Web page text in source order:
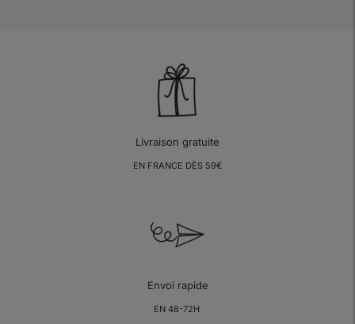
Livraison gratuite
EN FRANCE DÈS 59€
Envoi rapide
EN 48-72H